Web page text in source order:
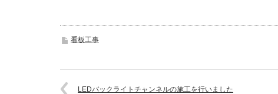
看板工事
LEDバックライトチャンネルの施工を行いました